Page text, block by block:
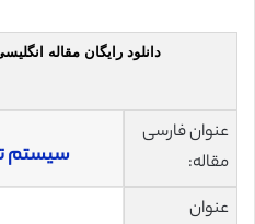
دانلود رایگان مقاله
عنوان فارسی
مقاله:
سیستم
عنوان